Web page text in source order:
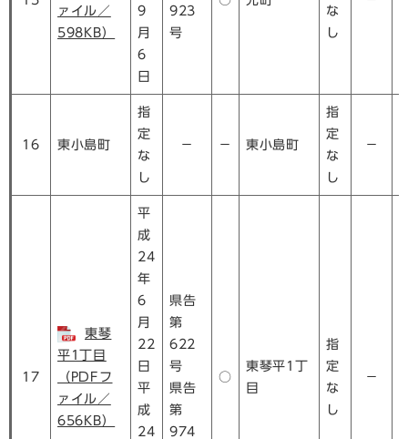
ァイル／
598KB）
9
月
6
日
923
号
な
し
16 東小島町
指
定
な
し
－ － 東小島町
指
定
な
し
－
17
東琴
平1丁目
（PDFフ
ァイル／
656KB）
平
成
24
年
6
月
22
日
平
成
24
県告
第
622
号
県告
第
974
○
東琴平1丁
目
指
定
な
し
－